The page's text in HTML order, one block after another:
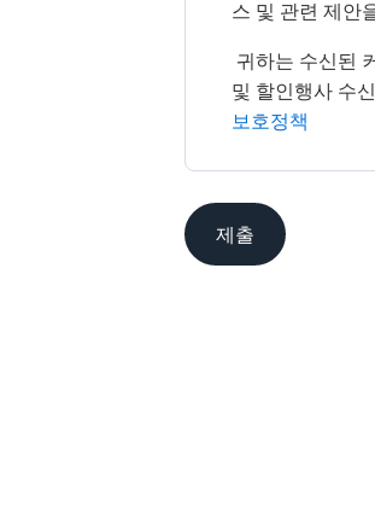
스 및 관련 제안
및 할인행사 수
보호정책
제출